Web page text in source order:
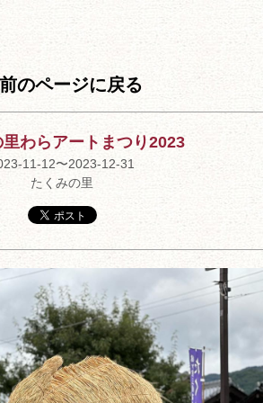
前のページに戻る
わらアートまつり2023
11-12〜2023-12-31
たくみの里